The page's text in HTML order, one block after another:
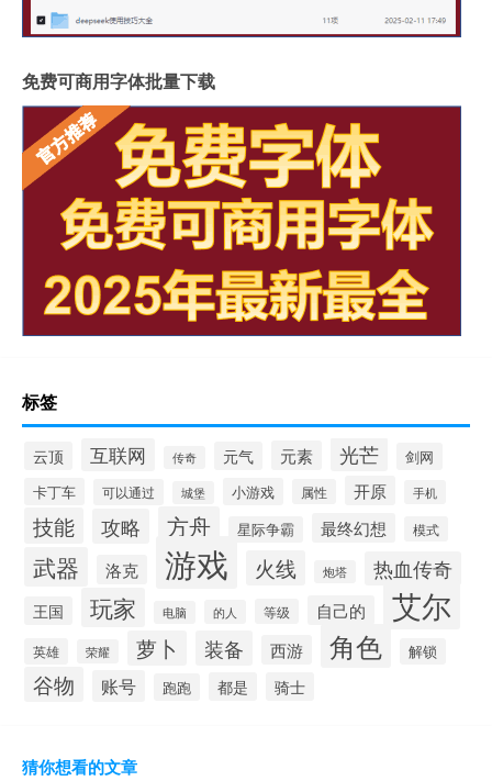
免费可商用字体批量下载
标签
云顶 互联网 传奇 元气 元素 光芒
剑网
卡丁车
可以通过 城堡 小游戏 属性 开原 手机
技能 攻略 方舟 星际争霸 最终幻想 模式
武器 洛克 游戏 火线 炮塔 热血传奇
王国 玩家 电脑 的人 等级 自己的 艾尔
英雄 荣耀 萝卜 装备 西游 角色 解锁
谷物 账号 跑跑 都是 骑士
猜你想看的文章